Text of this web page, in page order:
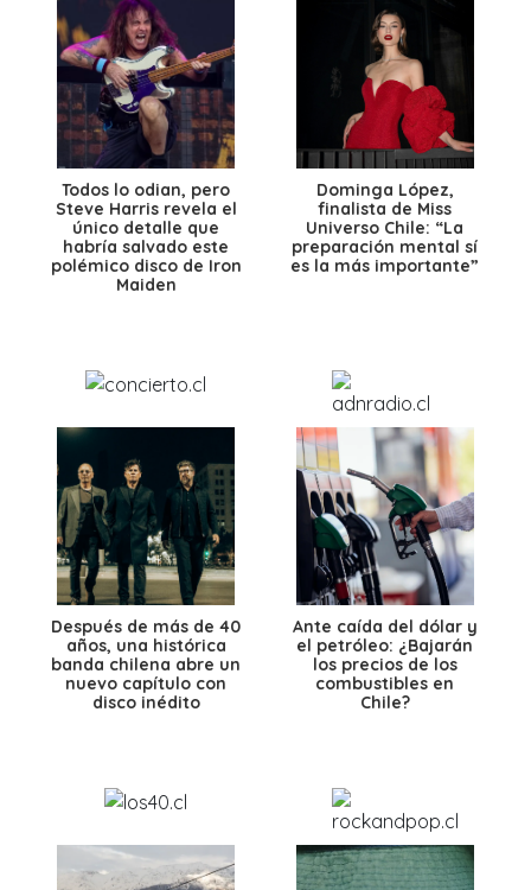
Todos lo odian, pero
Steve Harris revela el
único detalle que
habría salvado este
polémico disco de Iron
Maiden
Dominga López,
finalista de Miss
Universo Chile: “La
preparación mental sí
es la más importante”
Después de más de 40
años, una histórica
banda chilena abre un
nuevo capítulo con
disco inédito
Ante caída del dólar y
el petróleo: ¿Bajarán
los precios de los
combustibles en
Chile?